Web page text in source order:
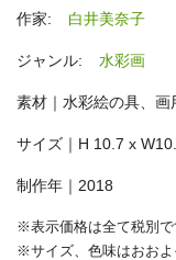
作家: 白井美奈子
ジャンル: 水彩画
素材｜水彩絵の具、画
サイズ｜H 10.7 x
制作年｜2018
※表示価格は全て税別で
※サイズ、色味はおお